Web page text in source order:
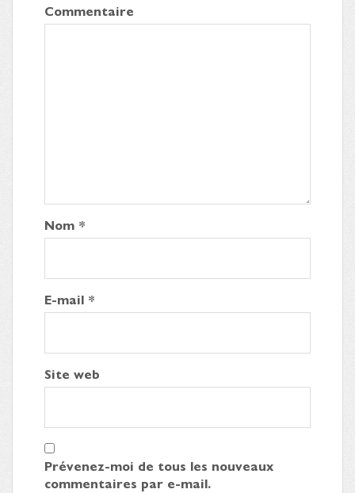
Commentaire
Nom *
E-mail *
Site web
Prévenez-moi de tous les nouveaux
commentaires par e-mail.